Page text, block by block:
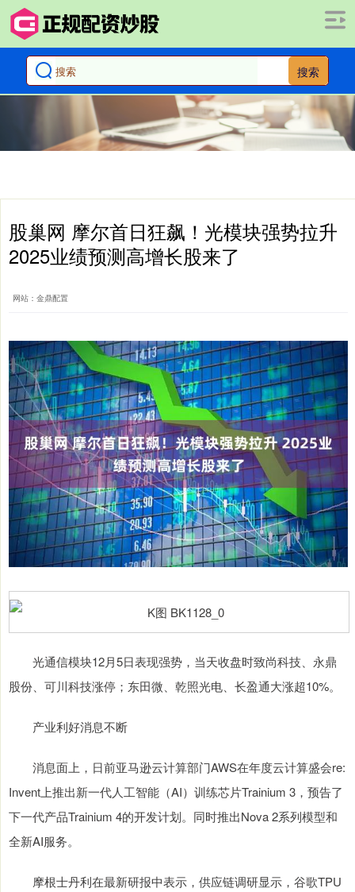
搜索
股巢网 摩尔首日狂飙！光模块强势拉升
2025业绩预测高增长股来了
网站：金鼎配置
光通信模块12月5日表现强势，当天收盘时致尚科技、永鼎
股份、可川科技涨停；东田微、乾照光电、长盈通大涨超10%。
产业利好消息不断
消息面上，日前亚马逊云计算部门AWS在年度云计算盛会re:
Invent上推出新一代人工智能（AI）训练芯片Trainium 3，预告了
下一代产品Trainium 4的开发计划。同时推出Nova 2系列模型和
全新AI服务。
摩根士丹利在最新研报中表示，供应链调研显示，谷歌TPU